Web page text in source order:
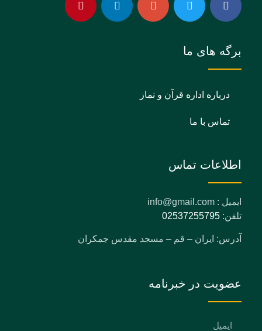
برگه های ما
درباره اداره قرآن و نماز
تماس با ما
اطلاعات تماس
ایمیل : info@gmail.com
تلفن:02537255795
آدرس: ایران – قم – مسجد مقدس جمکران
عضویت در خبرنامه